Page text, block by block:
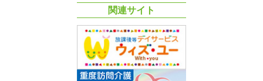
関連サイト